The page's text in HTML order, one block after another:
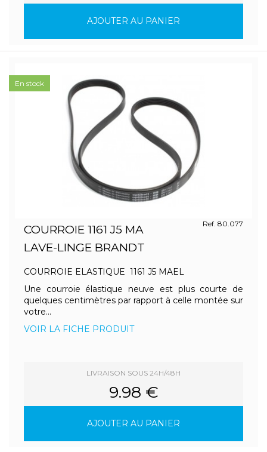
AJOUTER AU PANIER
COURROIE 1161 J5 MA
LAVE-LINGE BRANDT
Ref. 80.077
COURROIE ELASTIQUE 1161 J5 MAEL
Une courroie élastique neuve est plus courte de
quelques centimètres par rapport à celle montée sur
votre...
VOIR LA FICHE PRODUIT
LIVRAISON SOUS 24H/48H
9.98 €
AJOUTER AU PANIER
En stock